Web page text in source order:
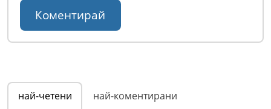
най-четени най-коментирани